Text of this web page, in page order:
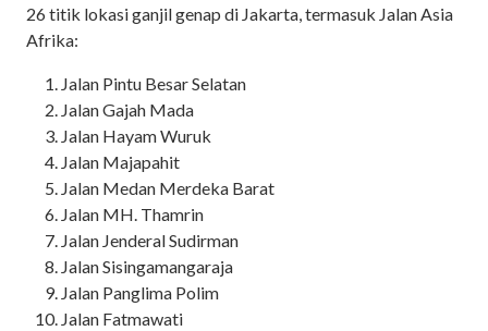
26 titik lokasi ganjil genap di Jakarta, termasuk Jalan Asia
Afrika:
Jalan Pintu Besar Selatan
Jalan Gajah Mada
Jalan Hayam Wuruk
Jalan Majapahit
Jalan Medan Merdeka Barat
Jalan MH. Thamrin
Jalan Jenderal Sudirman
Jalan Sisingamangaraja
Jalan Panglima Polim
Jalan Fatmawati